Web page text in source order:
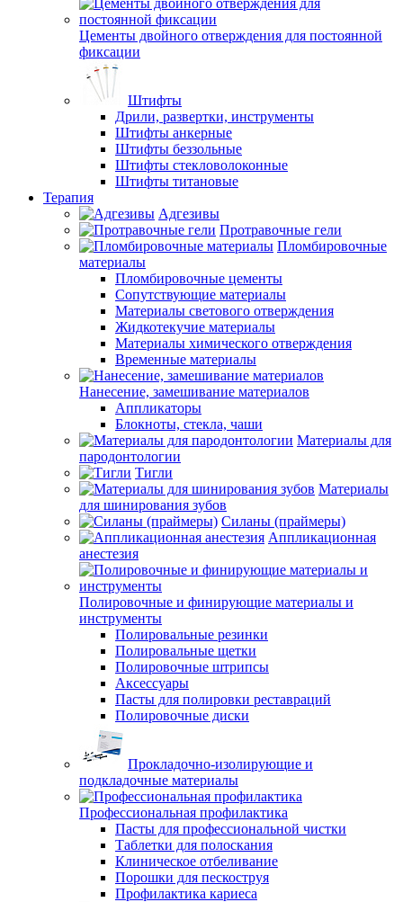
Цементы двойного отверждения для постоянной
фиксации
Штифты
Дрили, развертки, инструменты
Штифты анкерные
Штифты беззольные
Штифты стекловолоконные
Штифты титановые
Терапия
Адгезивы
Протравочные гели
Пломбировочные
материалы
Пломбировочные цементы
Сопутствующие материалы
Материалы светового отверждения
Жидкотекучие материалы
Материалы химического отверждения
Временные материалы
Нанесение, замешивание материалов
Аппликаторы
Блокноты, стекла, чаши
Материалы для
пародонтологии
Тигли
Материалы
для шинирования зубов
Силаны (праймеры)
Аппликационная
анестезия
Полировочные и финирующие материалы и
инструменты
Полировальные резинки
Полировальные щетки
Полировочные штрипсы
Аксессуары
Пасты для полировки реставраций
Полировочные диски
Прокладочно-изолирующие и
подкладочные материалы
Профессиональная профилактика
Пасты для профессиональной чистки
Таблетки для полоскания
Клиническое отбеливание
Порошки для пескоструя
Профилактика кариеса